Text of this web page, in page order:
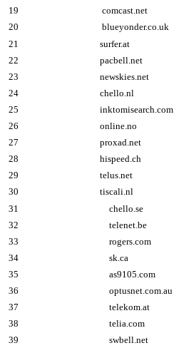
19
comcast.net
20
blueyonder.co.uk
21
surfer.at
22
pacbell.net
23
newskies.net
24
chello.nl
25
inktomisearch.com
26
online.no
27
proxad.net
28
hispeed.ch
29
telus.net
30
tiscali.nl
31
chello.se
32
telenet.be
33
rogers.com
34
sk.ca
35
as9105.com
36
optusnet.com.au
37
telekom.at
38
telia.com
39
swbell.net